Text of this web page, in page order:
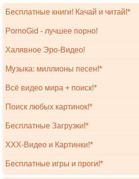
Бесплатные книги! Качай и читай!*
PornoGid - лучшее порно!
Халявное Эро-Видео!
Музыка: миллионы песен!*
Всё видео мира + поиск!*
Поиск любых картинок!*
Бесплатные Загрузки!*
XXX-Видео и Картинки!*
Бесплатные игры и проги!*